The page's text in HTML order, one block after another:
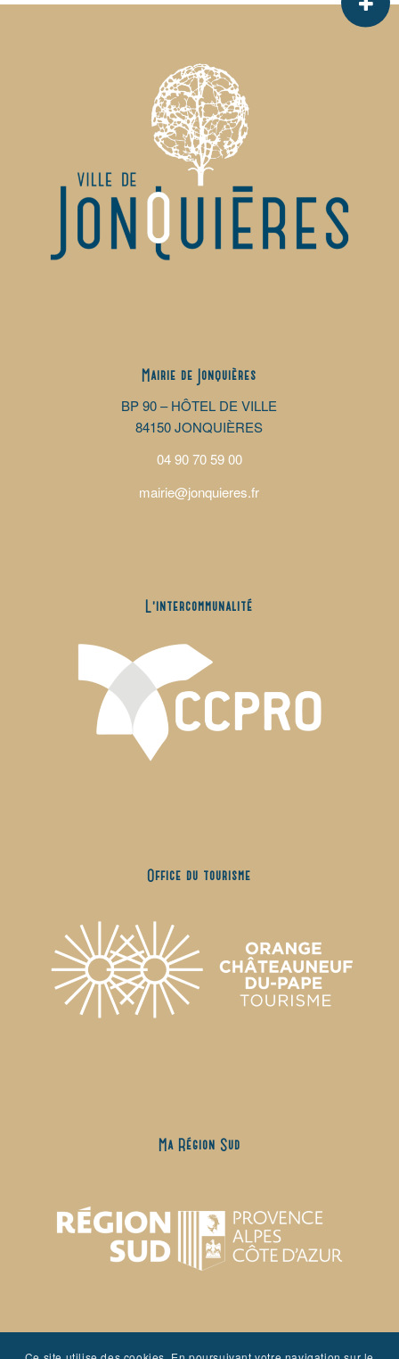
Mairie de Jonquières
BP 90 – HÔTEL DE VILLE
84150 JONQUIÈRES
04 90 70 59 00
mairie@jonquieres.fr
L’intercommunalité
Office du tourisme
Ma Région Sud